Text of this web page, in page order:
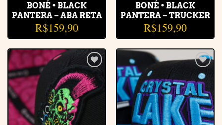
BONÉ • BLACK
PANTERA – ABA RETA
R$159,90
BONÉ • BLACK
PANTERA – TRUCKER
R$159,90
Adicionar
à lista de
desejos
Adicionar
à lista de
desejos